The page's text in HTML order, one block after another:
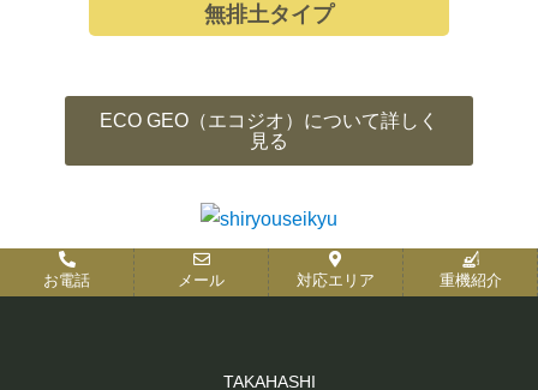
無排土タイプ
ECO GEO（エコジオ）について詳しく
見る
お電話 メール 対応エリア 重機紹介
TAKAHASHI